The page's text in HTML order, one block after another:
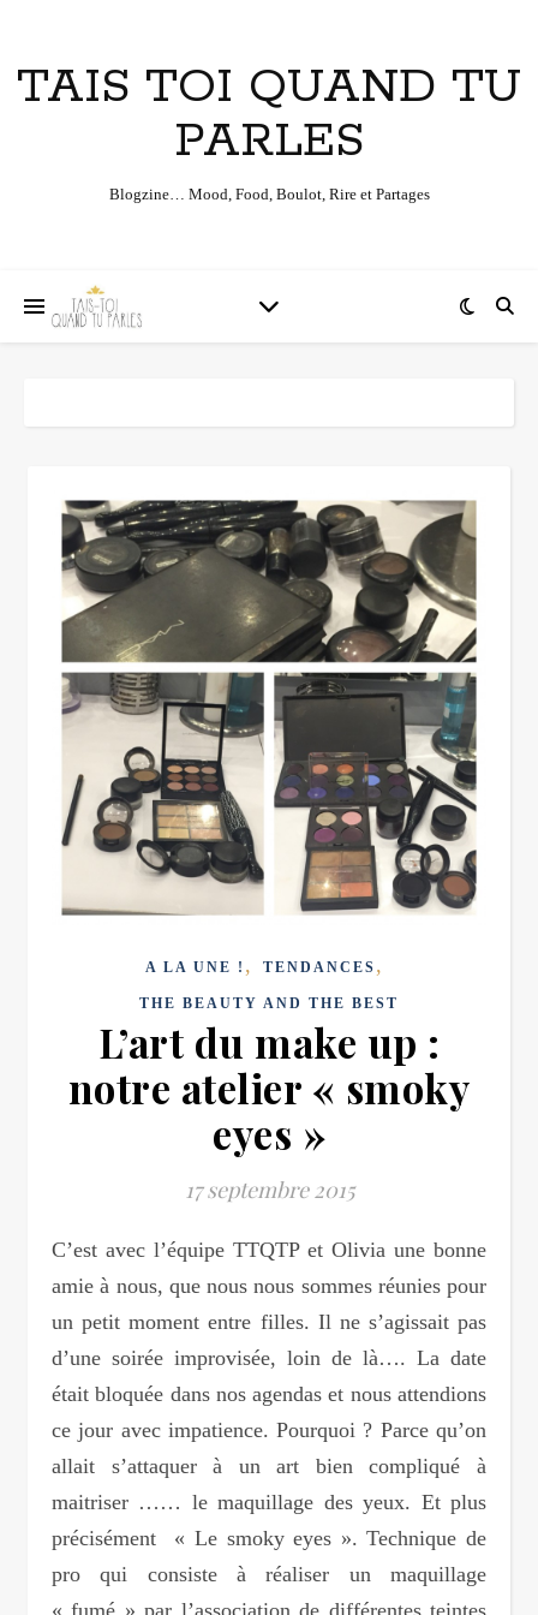
TAIS TOI QUAND TU
PARLES
Blogzine… Mood, Food, Boulot, Rire et Partages
A LA UNE ! , TENDANCES ,
THE BEAUTY AND THE BEST
L’art du make up :
notre atelier « smoky
eyes »
17 septembre 2015
C’est avec l’équipe TTQTP et Olivia une bonne
amie à nous, que nous nous sommes réunies pour
un petit moment entre filles. Il ne s’agissait pas
d’une soirée improvisée, loin de là…. La date
était bloquée dans nos agendas et nous attendions
ce jour avec impatience. Pourquoi ? Parce qu’on
allait s’attaquer à un art bien compliqué à
maitriser …… le maquillage des yeux. Et plus
précisément « Le smoky eyes ». Technique de
pro qui consiste à réaliser un maquillage
« fumé » par l’association de différentes teintes